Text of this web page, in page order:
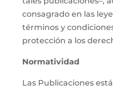
consagrado en las
términos y
protección a los
Normatividad
Las Publicaciones